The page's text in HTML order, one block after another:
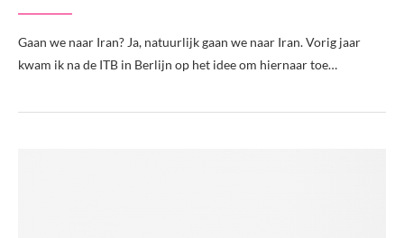
Gaan we naar Iran? Ja, natuurlijk gaan we naar Iran. Vorig jaar
kwam ik na de ITB in Berlijn op het idee om hiernaar toe…